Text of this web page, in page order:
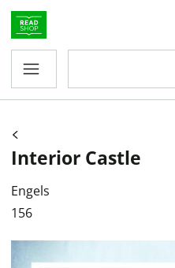
Interior Castle
Engels
156